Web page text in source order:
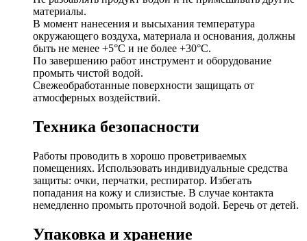
материалы.
В момент нанесения и высыхания температура
окружающего воздуха, материала и основания, должны
быть не менее +5°С и не более +30°С.
По завершению работ инструмент и оборудование
промыть чистой водой.
Свежеобработанные поверхности защищать от
атмосферных воздействий.
Техника безопасности
Работы проводить в хорошо проветриваемых
помещениях. Использовать индивидуальные средства
защиты: очки, перчатки, респиратор. Избегать
попадания на кожу и слизистые. В случае контакта
немедленно промыть проточной водой. Беречь от детей.
Упаковка и хранение